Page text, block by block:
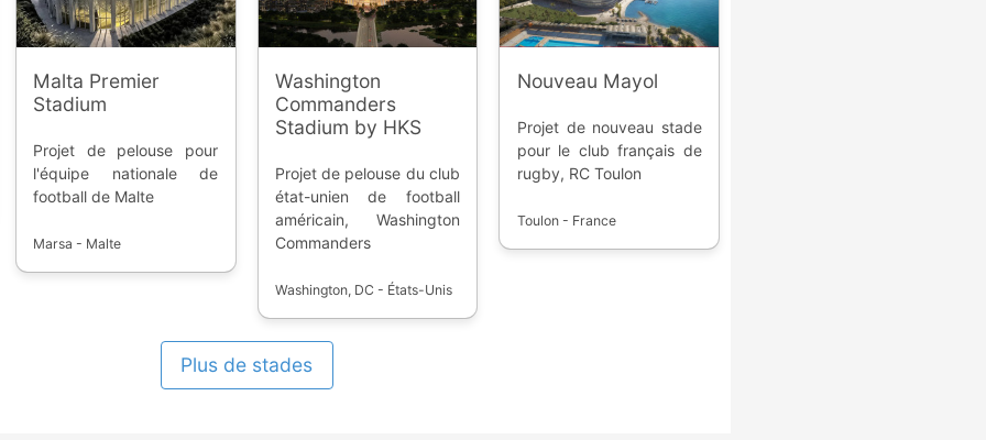
(https://static.ostadium.com/assets/ui/country/us.png)
USA * ![]
Trinité et Tobago
Malta Premier
Stadium
Projet de pelouse pour
l'équipe nationale de
football de Malte
Marsa - Malte
Washington
Commanders
Stadium by HKS
Projet de pelouse du club
état-unien de football
américain, Washington
Commanders
Washington, DC - États-Unis
Nouveau Mayol
Projet de nouveau stade
pour le club français de
rugby, RC Toulon
Toulon - France
Plus de stades